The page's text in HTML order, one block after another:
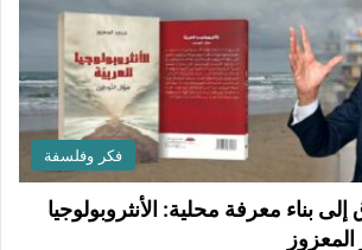
فكر وفلسفة
بناء معرفة محلية: الأنثروبولوجيا